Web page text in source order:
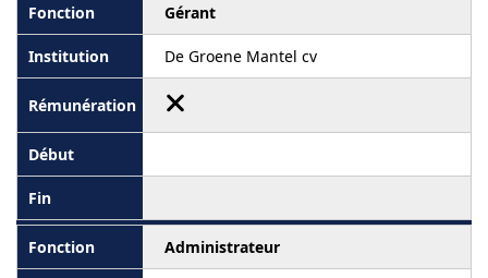
Gérant
De Groene Mantel cv
Administrateur